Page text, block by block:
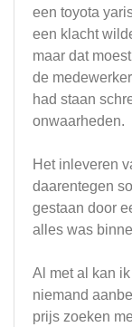
een toyota
een klacht
maar dat
de
had staan
onwaarheden.
Het inleveren
daarentegen
gestaan door
alles was
Al met al kan
niemand
prijs zoeken